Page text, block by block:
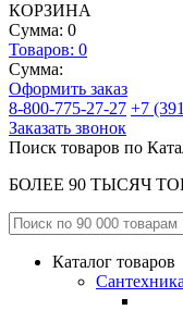
КОРЗИНА
Сумма: 0
Товаров: 0
Сумма:
Оформить заказ
8-800-775-27-27 +7
Заказать звонок
Поиск товаров по
БОЛЕЕ 90 ТЫСЯЧ
Каталог товаров
Сантехника